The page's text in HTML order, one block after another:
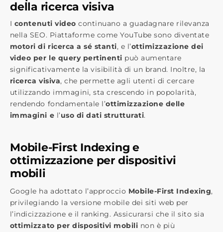
della ricerca visiva
I contenuti video continuano a guadagnare rilevanza
nella SEO. Piattaforme come YouTube sono diventate
motori di ricerca a sé stanti, e l’ottimizzazione dei
video per le query pertinenti può aumentare
significativamente la visibilità di un brand. Inoltre, la
ricerca visiva, che permette agli utenti di cercare
utilizzando immagini, sta crescendo in popolarità,
rendendo fondamentale l’ottimizzazione delle
immagini e l’uso di dati strutturati.
Mobile-First Indexing e
ottimizzazione per dispositivi
mobili
Google ha adottato l’approccio Mobile-First Indexing,
privilegiando la versione mobile dei siti web per
l’indicizzazione e il ranking. Assicurarsi che il sito sia
ottimizzato per dispositivi mobili non è più